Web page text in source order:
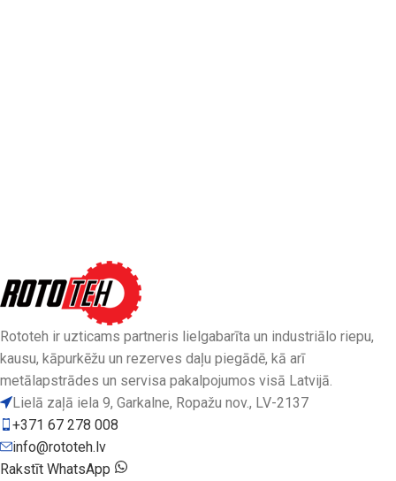
Rototeh ir uzticams partneris lielgabarīta un industriālo riepu,
kausu, kāpurkēžu un rezerves daļu piegādē, kā arī
metālapstrādes un servisa pakalpojumos visā Latvijā.
Lielā zaļā iela 9, Garkalne, Ropažu nov., LV-2137
+371 67 278 008
info@rototeh.lv
Rakstīt WhatsApp